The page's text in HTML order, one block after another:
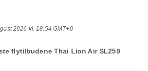
2026 kl. 18:54 GMT+0
flytilbudene Thai Lion Air SL259